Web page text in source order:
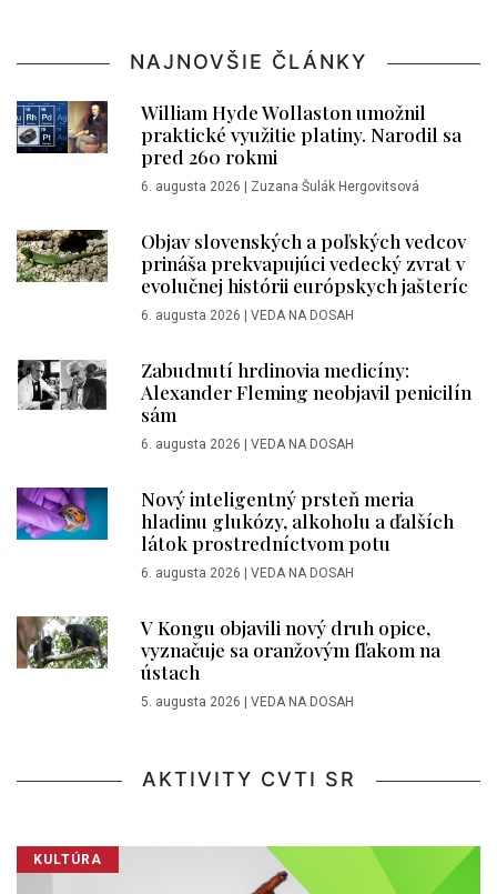
NAJNOVŠIE ČLÁNKY
William Hyde Wollaston umožnil
praktické využitie platiny. Narodil sa
pred 260 rokmi
6. augusta 2026 Zuzana Šulák Hergovitsová
Objav slovenských a poľských vedcov
prináša prekvapujúci vedecký zvrat v
evolučnej histórii európskych jašteríc
6. augusta 2026 VEDA NA DOSAH
Zabudnutí hrdinovia medicíny:
Alexander Fleming neobjavil penicilín
sám
6. augusta 2026 VEDA NA DOSAH
Nový inteligentný prsteň meria
hladinu glukózy, alkoholu a ďalších
látok prostredníctvom potu
6. augusta 2026 VEDA NA DOSAH
V Kongu objavili nový druh opice,
vyznačuje sa oranžovým fľakom na
ústach
5. augusta 2026 VEDA NA DOSAH
AKTIVITY CVTI SR
KULTÚRA